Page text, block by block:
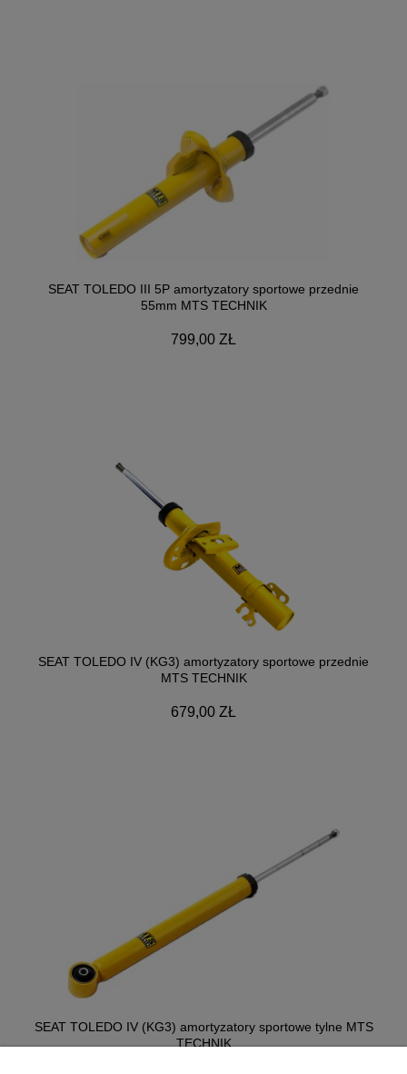
SEAT TOLEDO III 5P amortyzatory sportowe przednie
55mm MTS TECHNIK
799,00 ZŁ
SEAT TOLEDO IV (KG3) amortyzatory sportowe przednie
MTS TECHNIK
679,00 ZŁ
SEAT TOLEDO IV (KG3) amortyzatory sportowe tylne MTS
TECHNIK